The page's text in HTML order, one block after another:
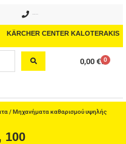
KÄRCHER CENTER KALOTERAKIS
0,00 € 0
Cart
/Μηχανήματα καθαρισμού υψηλής
100